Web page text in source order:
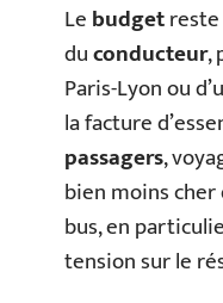
Lebudget
duconducteur,
Paris-Lyon ou
la facture
passagers,
bien moins
bus, en
tension sur le